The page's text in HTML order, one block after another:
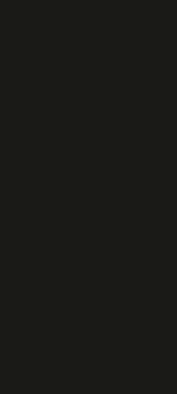
O valor
na tabela de
é visto com
uma arrancada
Hoje o
proximidade com
satisfaz, além